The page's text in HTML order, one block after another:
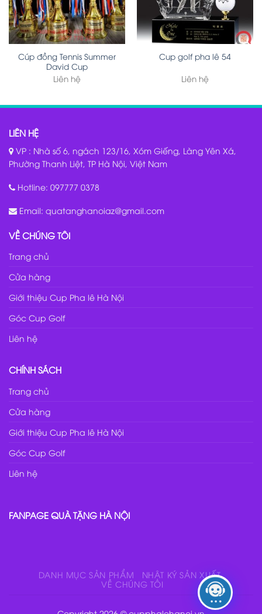
Cúp đồng Tennis Summer
David Cup
Liên hệ
Cup golf pha lê 54
Liên hệ
LIÊN HỆ
VP : Nhà số 6, ngách 123/16, Xóm Giếng, Làng Yên Xá,
Phường Thanh Liệt, TP Hà Nội, Việt Nam
Hotline: 097777 0378
Email: quatanghanoiaz@gmail.com
VỀ CHÚNG TÔI
Trang chủ
Cửa hàng
Giới thiệu Cup Pha lê Hà Nội
Góc Cup Golf
Liên hệ
CHÍNH SÁCH
Trang chủ
Cửa hàng
Giới thiệu Cup Pha lê Hà Nội
Góc Cup Golf
Liên hệ
FANPAGE QUÀ TẶNG HÀ NỘI
DANH MỤC SẢN PHẨM
NHẬT KÝ SẢN XUẤT
VỀ CHÚNG TÔI